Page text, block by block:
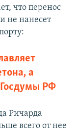
что перенос
не нанесет
а
РФ
Ричарда
всего от нее